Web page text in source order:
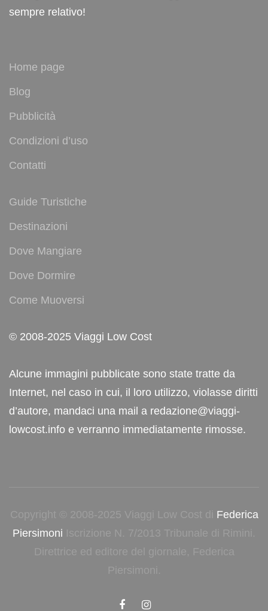
sempre relativo!
Home page
Blog
Pubblicità
Condizioni d’uso
Contatti
Guide Turistiche
Destinazioni
Dove Mangiare
Dove Dormire
Come Muoversi
© 2008-2025 Viaggi Low Cost
Alcune immagini pubblicate sono state tratte da
Internet, nel caso in cui, il loro utilizzo, violasse diritti
d’autore, mandaci una mail a redazione@viaggi-
lowcost.info e verranno immediatamente rimosse.
Copyright © 2008-2025 Viaggi Low Cost di Federica
Piersimoni Iscrizione N. 7/2013 Tribunale di Rimini.
Direttrice ed editore del giornale, Federica
Piersimoni.